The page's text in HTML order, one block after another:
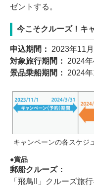
ゼントする。
今こそクルーズ！キ
申込期間： 2023年11
対象旅行期間： 2024
景品乗船期間： 2024
キャンペーンの各スケジ
賞品
郵船クルーズ：
「飛鳥II」クルーズ旅